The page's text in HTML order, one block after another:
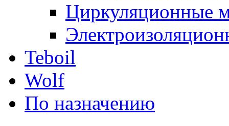
Циркуляционные
Teboil
Wolf
По назначению